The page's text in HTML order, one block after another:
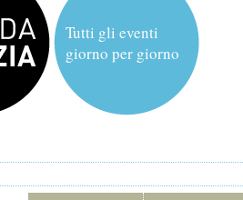
Tutti gli eventi
giorno per giorno